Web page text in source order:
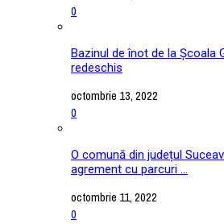
0
Bazinul de înot de la Școala
redeschis
octombrie 13, 2022
0
O comună din județul
agrement cu parcuri ...
octombrie 11, 2022
0